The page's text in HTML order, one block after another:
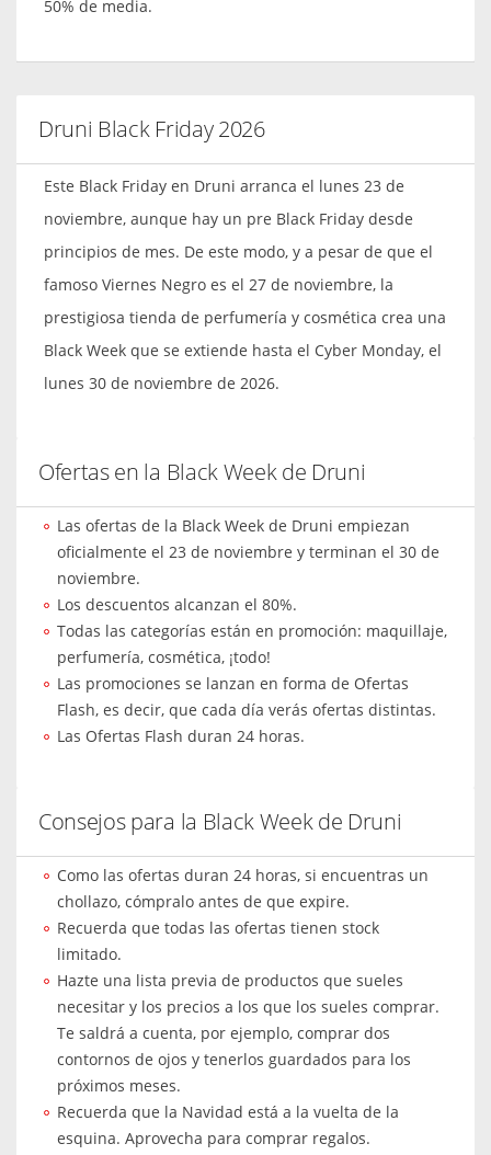
50% de media.
Druni Black Friday 2026
Este Black Friday en Druni arranca el lunes 23 de
noviembre, aunque hay un pre Black Friday desde
principios de mes. De este modo, y a pesar de que el
famoso Viernes Negro es el 27 de noviembre, la
prestigiosa tienda de perfumería y cosmética crea una
Black Week que se extiende hasta el Cyber Monday, el
lunes 30 de noviembre de 2026.
Ofertas en la Black Week de Druni
Las ofertas de la Black Week de Druni empiezan
oficialmente el 23 de noviembre y terminan el 30 de
noviembre.
Los descuentos alcanzan el 80%.
Todas las categorías están en promoción: maquillaje,
perfumería, cosmética, ¡todo!
Las promociones se lanzan en forma de Ofertas
Flash, es decir, que cada día verás ofertas distintas.
Las Ofertas Flash duran 24 horas.
Consejos para la Black Week de Druni
Como las ofertas duran 24 horas, si encuentras un
chollazo, cómpralo antes de que expire.
Recuerda que todas las ofertas tienen stock
limitado.
Hazte una lista previa de productos que sueles
necesitar y los precios a los que los sueles comprar.
Te saldrá a cuenta, por ejemplo, comprar dos
contornos de ojos y tenerlos guardados para los
próximos meses.
Recuerda que la Navidad está a la vuelta de la
esquina. Aprovecha para comprar regalos.